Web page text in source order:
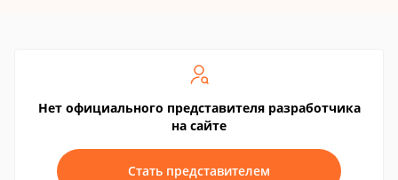
Нет официального представителя разработчика
на сайте
Стать представителем